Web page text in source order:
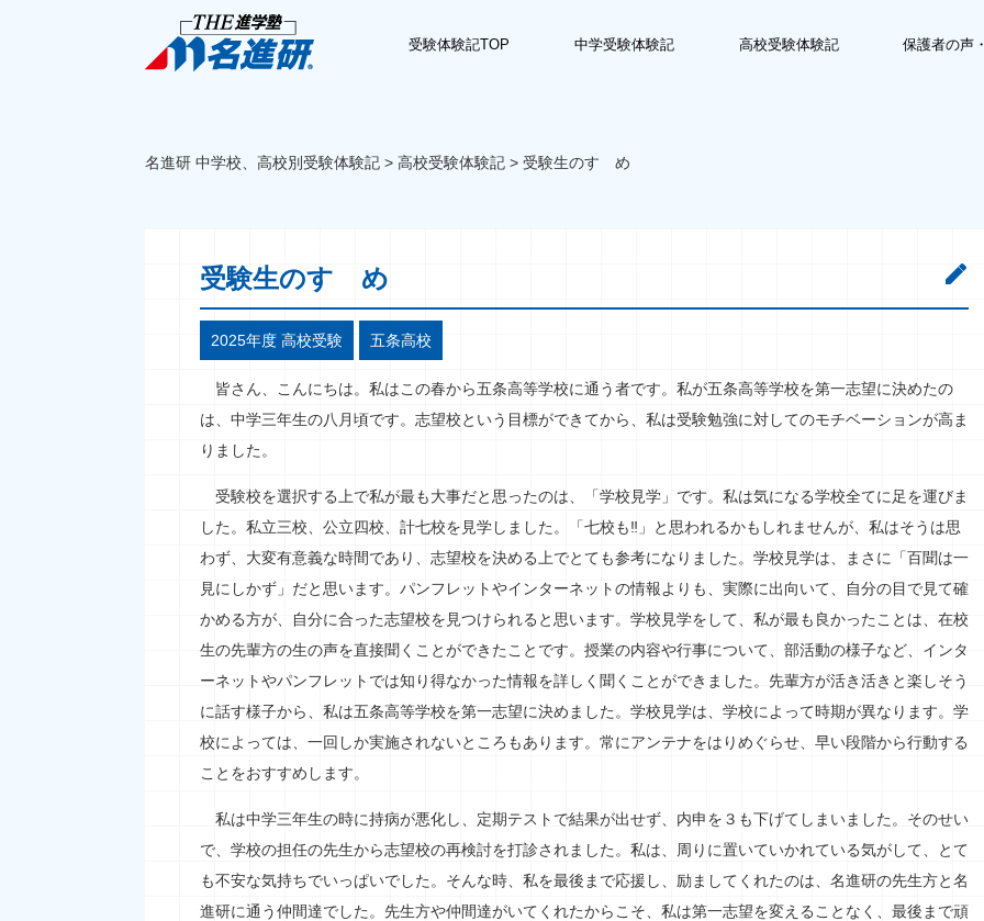
受験体験記TOP 中学受験体験記 高校受験体験記 保護者の声
名進研 中学校、高校別受験体験記 > 高校受験体験記 > 受験生のすゝめ
受験生のすゝめ
2025年度 高校受験 五条高校
皆さん、こんにちは。私はこの春から五条高等学校に通う者です。私が五条高等学校を第一志望に決めたの
は、中学三年生の八月頃です。志望校という目標ができてから、私は受験勉強に対してのモチベーションが高ま
りました。
受験校を選択する上で私が最も大事だと思ったのは、「学校見学」です。私は気になる学校全てに足を運びま
した。私立三校、公立四校、計七校を見学しました。「七校も‼」と思われるかもしれませんが、私はそうは思
わず、大変有意義な時間であり、志望校を決める上でとても参考になりました。学校見学は、まさに「百聞は一
見にしかず」だと思います。パンフレットやインターネットの情報よりも、実際に出向いて、自分の目で見て確
かめる方が、自分に合った志望校を見つけられると思います。学校見学をして、私が最も良かったことは、在校
生の先輩方の生の声を直接聞くことができたことです。授業の内容や行事について、部活動の様子など、インタ
ーネットやパンフレットでは知り得なかった情報を詳しく聞くことができました。先輩方が活き活きと楽しそう
に話す様子から、私は五条高等学校を第一志望に決めました。学校見学は、学校によって時期が異なります。学
校によっては、一回しか実施されないところもあります。常にアンテナをはりめぐらせ、早い段階から行動する
ことをおすすめします。
私は中学三年生の時に持病が悪化し、定期テストで結果が出せず、内申を３も下げてしまいました。そのせい
で、学校の担任の先生から志望校の再検討を打診されました。私は、周りに置いていかれている気がして、とて
も不安な気持ちでいっぱいでした。そんな時、私を最後まで応援し、励ましてくれたのは、名進研の先生方と名
進研に通う仲間達でした。先生方や仲間達がいてくれたからこそ、私は第一志望を変えることなく、最後まで頑